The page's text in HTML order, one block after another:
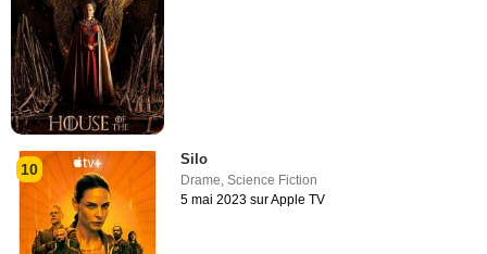
10
Silo
Drame,Science Fiction
5 mai 2023 sur Apple TV